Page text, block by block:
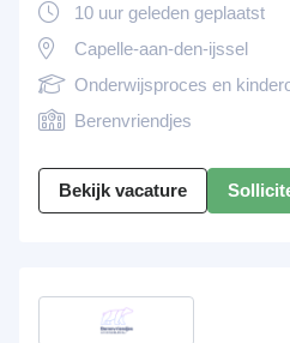
10 uur geleden geplaatst
Capelle-aan-den-ijssel
Onderwijsproces en
Berenvriendjes
Bekijk vacature